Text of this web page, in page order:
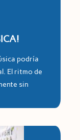
podría
El ritmo de
sin